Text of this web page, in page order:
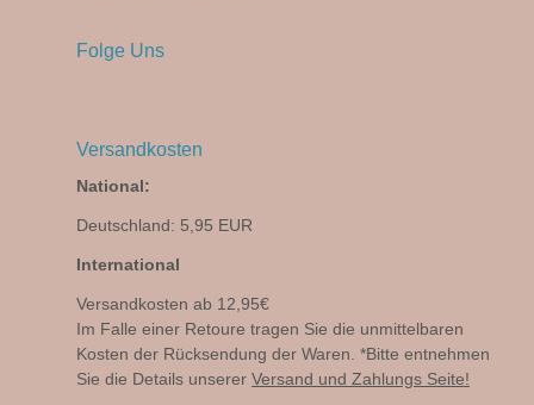
Folge Uns
Versandkosten
National:
Deutschland: 5,95 EUR
International
Versandkosten ab 12,95€
Im Falle einer Retoure tragen Sie die unmittelbaren
Kosten der Rücksendung der Waren. *Bitte entnehmen
Sie die Details unserer Versand und Zahlungs Seite!